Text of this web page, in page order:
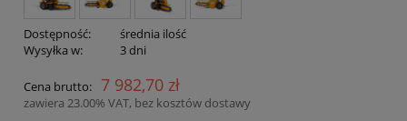
Dostępność:
średnia ilość
Wysyłka w:
3 dni
Cena brutto: 7 982,70 zł
zawiera 23.00% VAT, bez kosztów dostawy